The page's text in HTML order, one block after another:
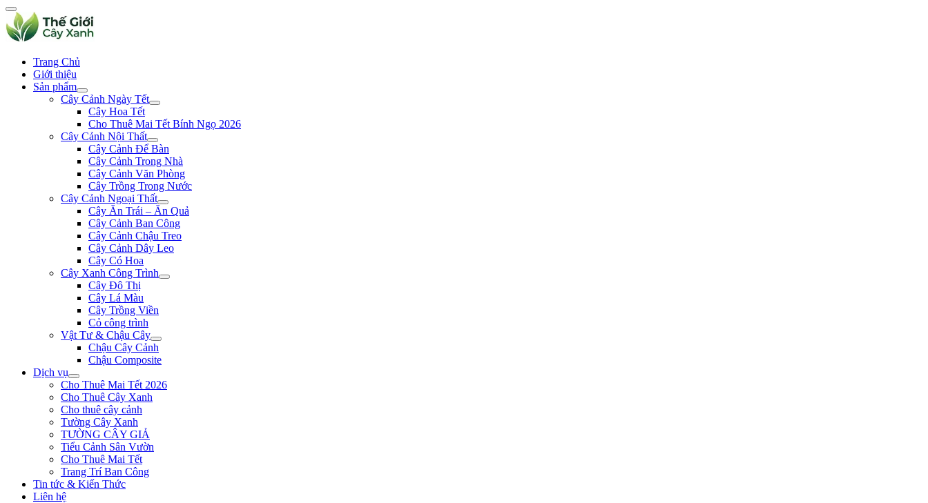
Trang Chủ
Giới thiệu
Sản phẩm
Cây Cảnh Ngày Tết
Cây Hoa Tết
Cho Thuê Mai Tết Bính Ngọ 2026
Cây Cảnh Nội Thất
Cây Cảnh Để Bàn
Cây Cảnh Trong Nhà
Cây Cảnh Văn Phòng
Cây Trồng Trong Nước
Cây Cảnh Ngoại Thất
Cây Ăn Trái – Ăn Quả
Cây Cảnh Ban Công
Cây Cảnh Chậu Treo
Cây Cảnh Dây Leo
Cây Có Hoa
Cây Xanh Công Trình
Cây Đô Thị
Cây Lá Màu
Cây Trồng Viền
Cỏ công trình
Vật Tư & Chậu Cây
Chậu Cây Cảnh
Chậu Composite
Dịch vụ
Cho Thuê Mai Tết 2026
Cho Thuê Cây Xanh
Cho thuê cây cảnh
Tường Cây Xanh
TƯỜNG CÂY GIẢ
Tiểu Cảnh Sân Vườn
Cho Thuê Mai Tết
Trang Trí Ban Công
Tin tức & Kiến Thức
Liên hệ